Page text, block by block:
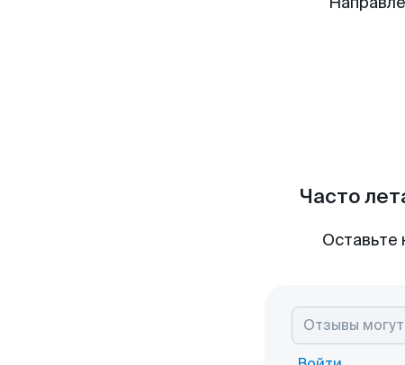
Часто
Оставьте